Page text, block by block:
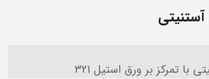
تمرکز بر ورق استیل 321